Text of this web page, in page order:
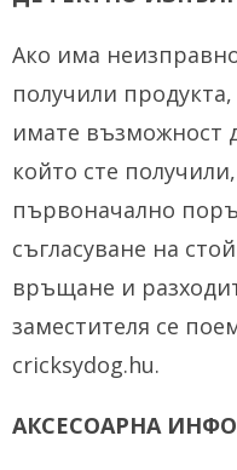
Ако има
получили
имате възможност
който сте
първоначално
съгласуване на
връщане и
заместителя се
cricksydog.hu.
АКСЕСОАРНА